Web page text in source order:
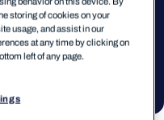
のデジタル記録、
storing of cookies on your
usage, and assist in our
at any time by clicking on
left of any page.